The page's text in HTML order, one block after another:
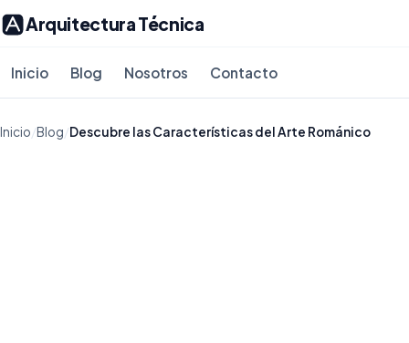
Arquitectura Técnica
Inicio Blog Nosotros Contacto
Inicio/Blog/Descubre las Características del Arte Románico